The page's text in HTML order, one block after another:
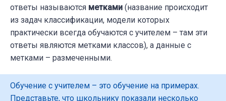
ответы называются метками (название происходит
из задач классификации, модели которых
практически всегда обучаются с учителем – там эти
ответы являются метками классов), а данные с
метками – размеченными.
Обучение с учителем – это обучение на примерах.
Представьте, что школьнику показали несколько